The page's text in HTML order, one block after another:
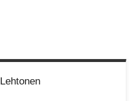
Lehtonen